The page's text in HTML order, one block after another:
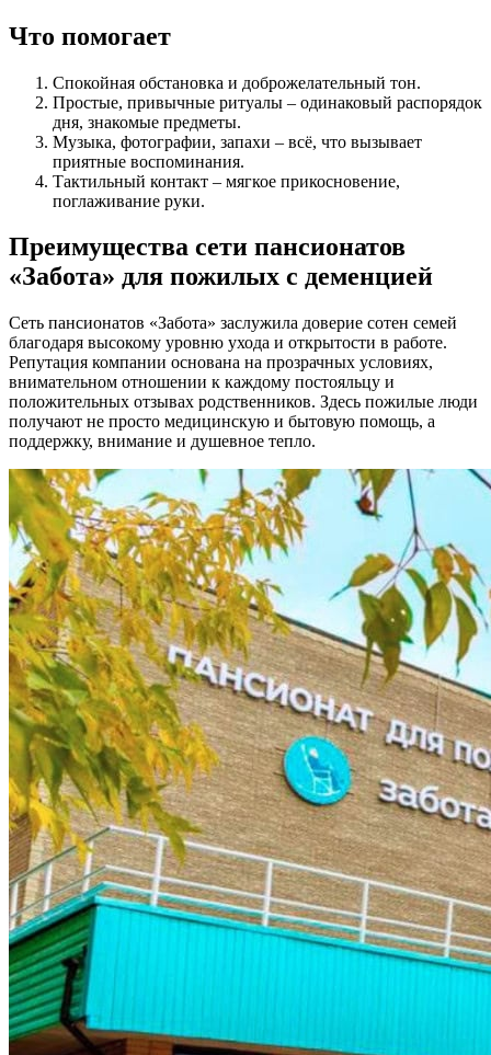
Что помогает
Спокойная обстановка и доброжелательный тон.
Простые, привычные ритуалы – одинаковый распорядок
дня, знакомые предметы.
Музыка, фотографии, запахи – всё, что вызывает
приятные воспоминания.
Тактильный контакт – мягкое прикосновение,
поглаживание руки.
Преимущества сети пансионатов
«Забота» для пожилых с деменцией
Сеть пансионатов «Забота» заслужила доверие сотен семей
благодаря высокому уровню ухода и открытости в работе.
Репутация компании основана на прозрачных условиях,
внимательном отношении к каждому постояльцу и
положительных отзывах родственников. Здесь пожилые люди
получают не просто медицинскую и бытовую помощь, а
поддержку, внимание и душевное тепло.